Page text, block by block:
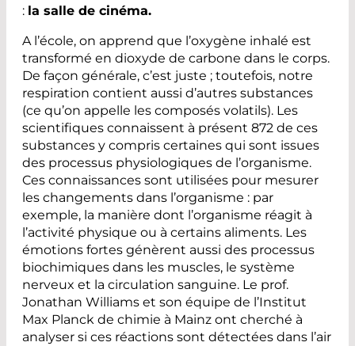
: la salle de cinéma.
A l’école, on apprend que l’oxygène inhalé est
transformé en dioxyde de carbone dans le corps.
De façon générale, c’est juste ; toutefois, notre
respiration contient aussi d’autres substances
(ce qu’on appelle les composés volatils). Les
scientifiques connaissent à présent 872 de ces
substances y compris certaines qui sont issues
des processus physiologiques de l’organisme.
Ces connaissances sont utilisées pour mesurer
les changements dans l’organisme : par
exemple, la manière dont l’organisme réagit à
l’activité physique ou à certains aliments. Les
émotions fortes génèrent aussi des processus
biochimiques dans les muscles, le système
nerveux et la circulation sanguine. Le prof.
Jonathan Williams et son équipe de l’Institut
Max Planck de chimie à Mainz ont cherché à
analyser si ces réactions sont détectées dans l’air